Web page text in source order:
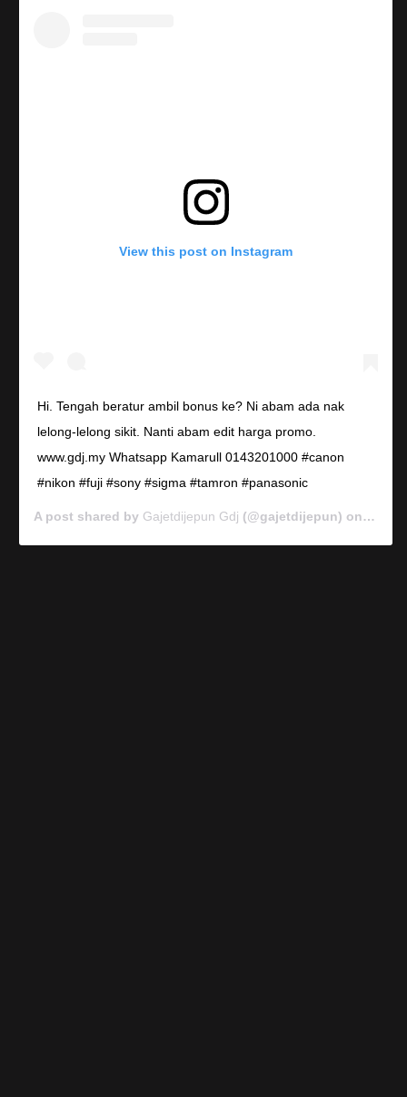
View this post on Instagram
Hi. Tengah beratur ambil bonus ke? Ni abam ada nak
lelong-lelong sikit. Nanti abam edit harga promo.
www.gdj.my Whatsapp Kamarull 0143201000 #canon
#nikon #fuji #sony #sigma #tamron #panasonic
A post shared by Gajetdijepun Gdj (@gajetdijepun) on Jan 7,